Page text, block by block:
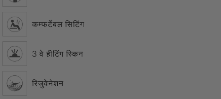
कम्फर्टेबल सिटिंग
3 वे हीटिंग स्किन
रिजुवेनेशन